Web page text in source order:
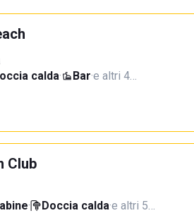
calda· Bar·e altri 4…
Club
· Doccia calda·e altri 5…